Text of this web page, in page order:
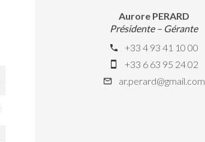
Aurore PERARD
Présidente – Gérante
+33 4 93 41 10 00
+33 6 63 95 24 02
ar.perard@gmail.com